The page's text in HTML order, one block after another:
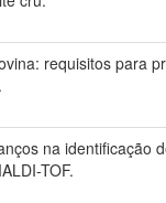
requisitos para
na identificação
TOF.